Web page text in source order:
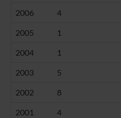
2006 4
2005 1
2004 1
2003 5
2002 8
2001 4